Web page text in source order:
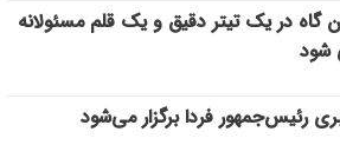
گاه در یک تیتر دقیق و یک قلم مسئولانه
رئیس‌جمهور فردا برگزار می‌شود